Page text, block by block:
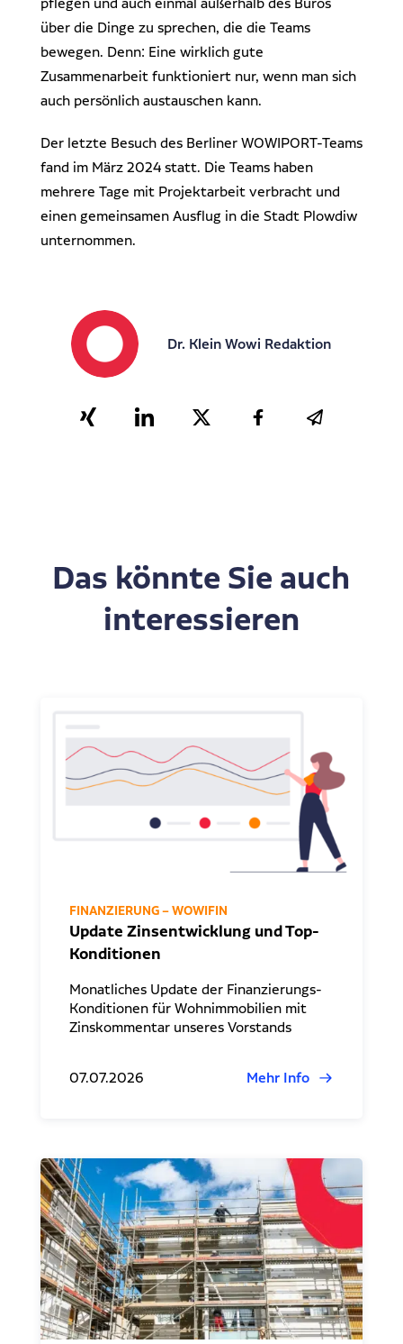
über die Dinge zu sprechen, die die Teams
bewegen. Denn: Eine wirklich gute
Zusammenarbeit funktioniert nur, wenn man sich
auch persönlich austauschen kann.
Der letzte Besuch des Berliner WOWIPORT-Teams
fand im März 2024 statt. Die Teams haben
mehrere Tage mit Projektarbeit verbracht und
einen gemeinsamen Ausflug in die Stadt Plowdiw
unternommen.
Dr. Klein Wowi Redaktion
Das könnte Sie auch
interessieren
FINANZIERUNG – WOWIFIN
Update Zinsentwicklung und Top-
Konditionen
Monatliches Update der Finanzierungs-
Konditionen für Wohnimmobilien mit
Zinskommentar unseres Vorstands
07.07.2026 Mehr Info